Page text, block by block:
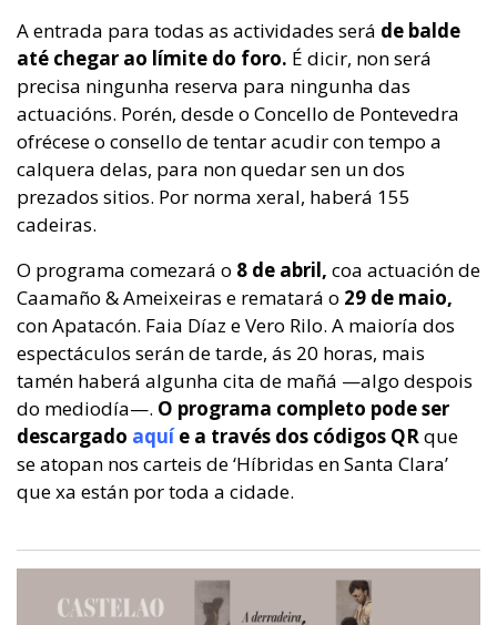
A entrada para todas as actividades será de balde
até chegar ao límite do foro. É dicir, non será
precisa ningunha reserva para ningunha das
actuacións. Porén, desde o Concello de Pontevedra
ofrécese o consello de tentar acudir con tempo a
calquera delas, para non quedar sen un dos
prezados sitios. Por norma xeral, haberá 155
cadeiras.
O programa comezará o 8 de abril, coa actuación de
Caamaño & Ameixeiras e rematará o 29 de maio,
con Apatacón. Faia Díaz e Vero Rilo. A maioría dos
espectáculos serán de tarde, ás 20 horas, mais
tamén haberá algunha cita de mañá —algo despois
do mediodía—. O programa completo pode ser
descargado aquíe a través dos códigos QRque
se atopan nos carteis de ‘Híbridas en Santa Clara’
que xa están por toda a cidade.